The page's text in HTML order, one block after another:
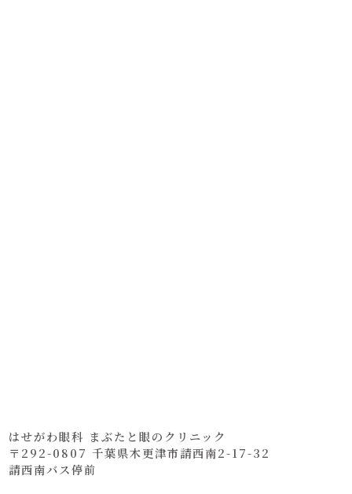
はせがわ眼科 まぶたと眼のクリニック
〒292-0807 千葉県木更津市請西南2-17-32
請西南バス停前